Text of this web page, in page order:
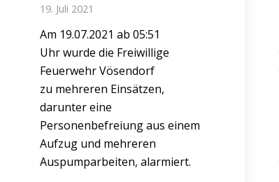
19. Juli 2021
Am 19.07.2021 ab 05:51
Uhr wurde die Freiwillige
Feuerwehr Vösendorf
zu mehreren Einsätzen,
darunter eine
Personenbefreiung aus einem
Aufzug und mehreren
Auspumparbeiten, alarmiert.